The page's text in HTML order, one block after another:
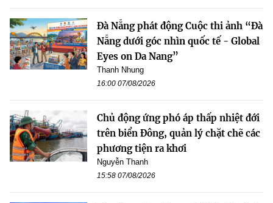
Đà Nẵng phát động Cuộc thi ảnh “Đà
Nẵng dưới góc nhìn quốc tế - Global
Eyes on Da Nang”
Thanh Nhung
16:00 07/08/2026
Chủ động ứng phó áp thấp nhiệt đới
trên biển Đông, quản lý chặt chẽ các
phương tiện ra khơi
Nguyễn Thanh
15:58 07/08/2026